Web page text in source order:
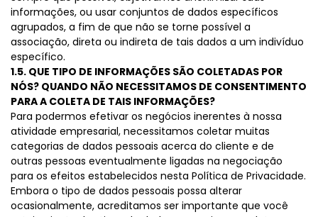
informações, ou usar conjuntos de dados específicos
agrupados, a fim de que não se torne possível a
associação, direta ou indireta de tais dados a um indivíduo
específico.
1.5. QUE TIPO DE INFORMAÇÕES SÃO COLETADAS POR
NÓS? QUANDO NÃO NECESSITAMOS DE CONSENTIMENTO
PARA A COLETA DE TAIS INFORMAÇÕES?
Para podermos efetivar os negócios inerentes à nossa
atividade empresarial, necessitamos coletar muitas
categorias de dados pessoais acerca do cliente e de
outras pessoas eventualmente ligadas na negociação
para os efeitos estabelecidos nesta Política de Privacidade.
Embora o tipo de dados pessoais possa alterar
ocasionalmente, acreditamos ser importante que você